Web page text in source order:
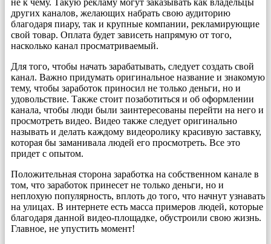
не к чему. Такую рекламу могут заказывать как владельцы
других каналов, желающих набрать свою аудиторию
благодаря пиару, так и крупные компании, рекламирующие
свой товар. Оплата будет зависеть напрямую от того,
насколько канал просматриваемый.
Для того, чтобы начать зарабатывать, следует создать свой
канал. Важно придумать оригинальное название и знакомую
тему, чтобы заработок приносил не только деньги, но и
удовольствие. Также стоит позаботиться и об оформлении
канала, чтобы люди были заинтересованы перейти на него и
просмотреть видео. Видео также следует оригинально
называть и делать каждому видеоролику красивую заставку,
которая бы заманивала людей его просмотреть. Все это
придет с опытом.
Положительная сторона заработка на собственном канале в
том, что заработок принесет не только деньги, но и
неплохую популярность, вплоть до того, что начнут узнавать
на улицах. В интернете есть масса примеров людей, которые
благодаря данной видео-площадке, обустроили свою жизнь.
Главное, не упустить момент!